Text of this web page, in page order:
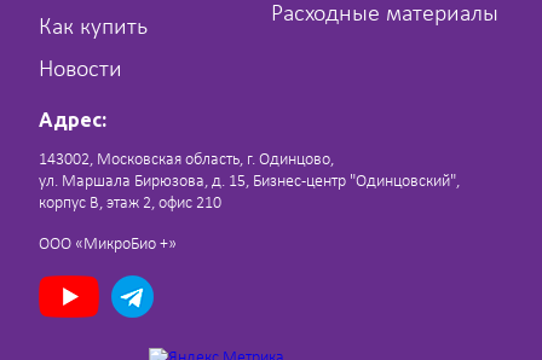
Как купить
Новости
Расходные материалы
Адрес:
143002, Московская область, г. Одинцово,
ул. Маршала Бирюзова, д. 15, Бизнес-центр "Одинцовский",
корпус В, этаж 2, офис 210
ООО «МикроБио +»